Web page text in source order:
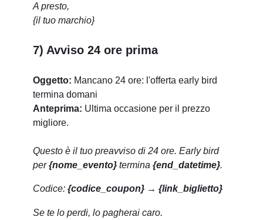
A presto,
{il tuo marchio}
7) Avviso 24 ore prima
Oggetto: Mancano 24 ore: l'offerta early bird
termina domani
Anteprima: Ultima occasione per il prezzo
migliore.
Questo è il tuo preavviso di 24 ore. Early bird
per{nome_evento} termina {end_datetime}.
Codice: {codice_coupon} → {link_biglietto}
Se te lo perdi, lo pagherai caro.